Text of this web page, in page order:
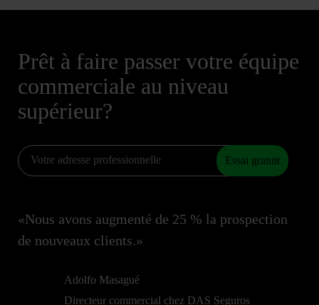
Prêt à faire passer votre équipe
commerciale au niveau
supérieur?
Essai gratuit
«Nous avons augmenté de 25 % la prospection
de nouveaux clients.»
Adolfo Masagué
Directeur commercial chez DAS Seguros